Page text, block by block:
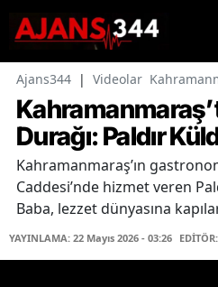
Ajans344 | Videolar
Durağı: Paldır
Kahramanmaraş’ın
Caddesi’nde hizmet veren
Baba, lezzet dünyasına
YAYINLAMA: 22 Mayıs 2026 - 03:26